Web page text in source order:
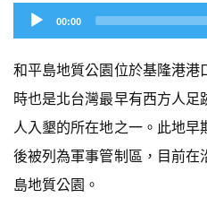
Audio
Player
00:00
和平島地質公園位於基隆港港
時也是北台灣最早有西方人
人入墾的所在地之一。此地早
後被列為軍事管制區，目前在
島地質公園。